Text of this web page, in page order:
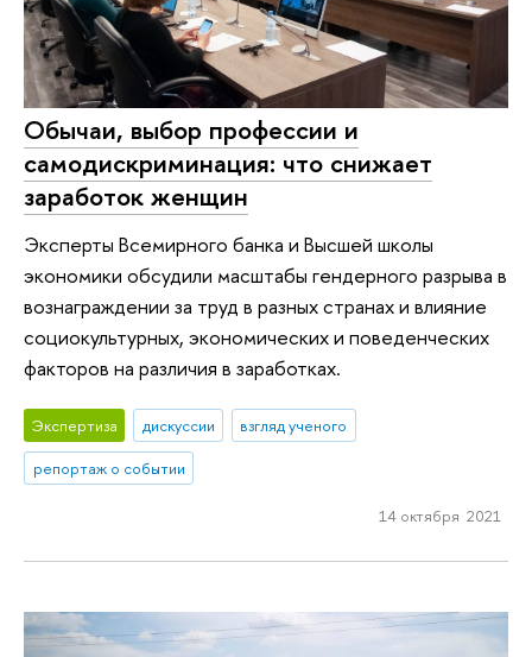
Обычаи, выбор профессии и
самодискриминация: что снижает
заработок женщин
Эксперты Всемирного банка и Высшей школы
экономики обсудили масштабы гендерного разрыва в
вознаграждении за труд в разных странах и влияние
социокультурных, экономических и поведенческих
факторов на различия в заработках.
Экспертиза дискуссии
взгляд ученого
репортаж о событии
14 октября 2021